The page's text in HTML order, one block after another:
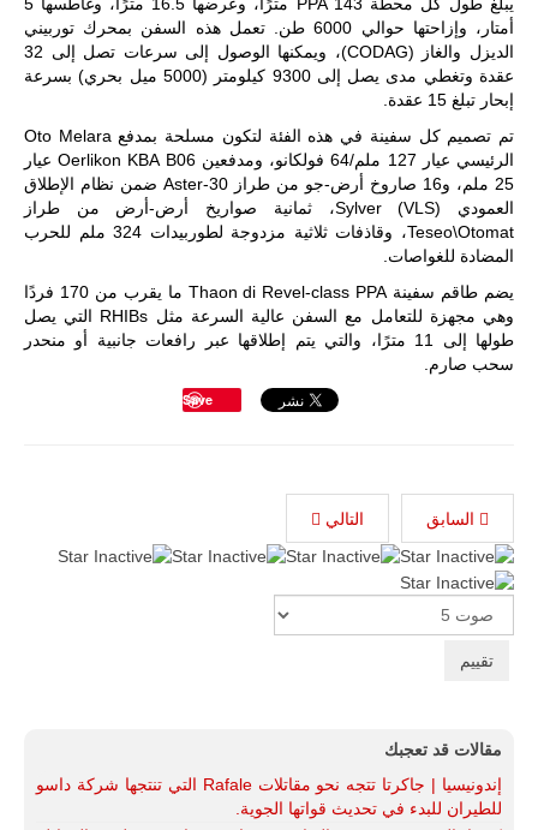
أمتار، وإزاحتها حوالي 6000 طن. تعمل هذه السفن بمحرك توربيني
الديزل والغاز (CODAG)، ويمكنها الوصول إلى سرعات تصل إلى 32
عقدة وتغطي مدى يصل إلى 9300 كيلومتر (5000 ميل بحري) بسرعة
إبحار تبلغ 15 عقدة.
تم تصميم كل سفينة في هذه الفئة لتكون مسلحة بمدفع Oto Melara
الرئيسي عيار 127 ملم/64 فولكانو، ومدفعين Oerlikon KBA B06 عيار
25 ملم، و16 صاروخ أرض-جو من طراز Aster-30 ضمن نظام الإطلاق
العمودي Sylver (VLS)، ثمانية صواريخ أرض-أرض من طراز
Teseo\Otomat، وقاذفات ثلاثية مزدوجة لطوربيدات 324 ملم للحرب
المضادة للغواصات.
يضم طاقم سفينة Thaon di Revel-class PPA ما يقرب من 170 فردًا
وهي مجهزة للتعامل مع السفن عالية السرعة مثل RHIBs التي يصل
طولها إلى 11 مترًا، والتي يتم إطلاقها عبر رافعات جانبية أو منحدر
سحب صارم.
Save
السابق التالي
Rate
مقالات قد تعجبك
إندونيسيا | جاكرتا تتجه نحو مقاتلات Rafale التي تنتجها شركة داسو
للطيران للبدء في تحديث قواتها الجوية.